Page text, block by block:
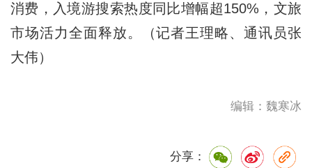
消费，入境游搜索热度同比增幅超150%，文旅
市场活力全面释放。（记者王理略、通讯员张
大伟）
编辑：魏寒冰
分享：